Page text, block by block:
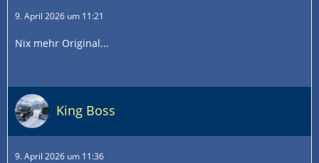
9. April 2026 um 11:21
Nix mehr Original...
King Boss
9. April 2026 um 11:36